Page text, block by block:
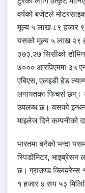
वर्षको बजेटले
मूल्य ५ लाख ८९ हजार
यसको मूल्य ५ लाख २९
३७३.२७ सिसीको
७००० आरपिएममा ३५
एबिएस, एलइडी हेड
लगायतका फिचर्स छन्।
उपलब्ध छ। यसको
माइलेज दिने कम्पनीको
भारतमा बनेको भन्दा
स्पिडोमिटर, भाइब्रेसन
छ।ग्राउण्ड क्लियरेन्स
१ हजार ४ सय ५३